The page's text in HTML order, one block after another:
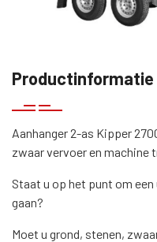
Productinformatie
Aanhanger 2-as Kipper
zwaar vervoer en machine
Staat u op het punt om
gaan?
Moet u grond, stenen,